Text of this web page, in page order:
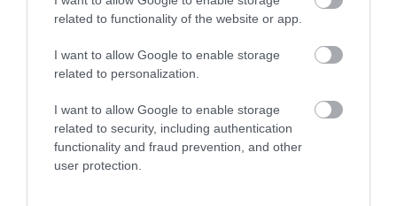
related to functionality of the website or app.
I want to allow Google to enable storage
related to personalization.
I want to allow Google to enable storage
related to security, including authentication
functionality and fraud prevention, and other
user protection.
NYARALÁS
Erre vágynak leginkább a magyarok a nyaralás
A külföldi utazás egyre több magyar számára komoly anyagi